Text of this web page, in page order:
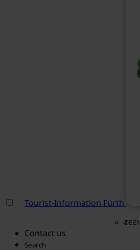
Tourist-Information Fürth
DE
Contact us
Search